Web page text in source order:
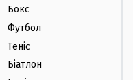
Бокс
Футбол
Теніс
Біатлон